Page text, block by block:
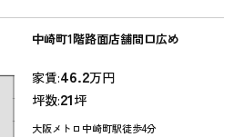
中崎町1階路面店舗間口広め
家賃:46.2万円
坪数:21坪
大阪メトロ中崎町駅徒歩4分